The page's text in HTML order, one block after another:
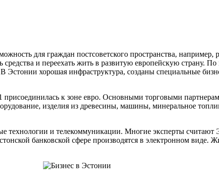
для граждан постсоветского пространства,
и переехать жить в развитую европейскую страну.
Эстонии хорошая инфраструктура, созданы специальные
присоединилась к зоне евро. Основными торговыми
изделия из древесины, машины, минеральное
технологии и телекоммуникации. Многие эксперты
банковской сфере производятся в электронном виде.